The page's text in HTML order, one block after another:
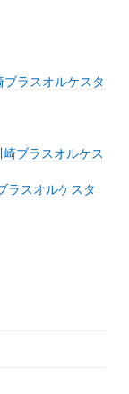
ラスオルケスタ
ブラスオルケス
ラスオルケスタ